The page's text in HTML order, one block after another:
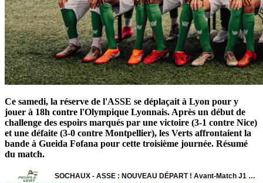
Ce samedi, la réserve de l'ASSE se déplaçait à Lyon pour y
jouer à 18h contre l'Olympique Lyonnais. Après un début de
challenge des espoirs marqués par une victoire (3-1 contre Nice)
et une défaite (3-0 contre Montpellier), les Verts affrontaient la
bande à Gueida Fofana pour cette troisième journée. Résumé
du match.